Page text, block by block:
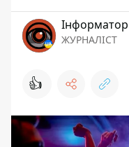
ЖУРНАЛІСТ
👍